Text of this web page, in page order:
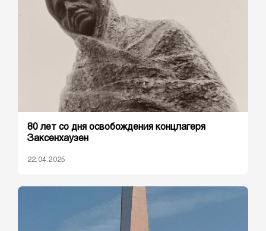
80 лет со дня освобождения концлагеря
Заксенхаузен
22.04.2025